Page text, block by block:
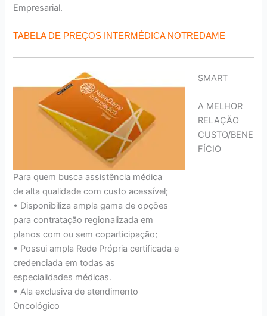
Empresarial.
TABELA DE PREÇOS INTERMÉDICA NOTREDAME
SMART
A MELHOR
RELAÇÃO
CUSTO/BENE
FÍCIO
Para quem busca assistência médica
de alta qualidade com custo acessível;
• Disponibiliza ampla gama de opções
para contratação regionalizada em
planos com ou sem coparticipação;
• Possui ampla Rede Própria certificada e
credenciada em todas as
especialidades médicas.
• Ala exclusiva de atendimento
Oncológico